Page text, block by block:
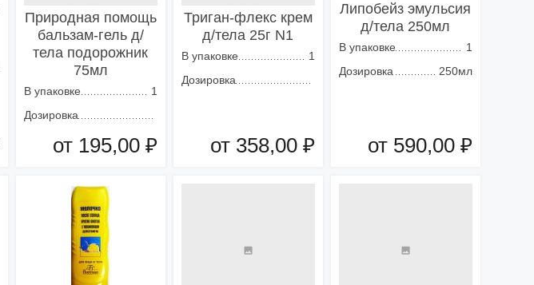
Природная помощь
бальзам-гель д/
тела подорожник
75мл
В упаковке
1
Дозировка
от 195,00 ₽
Триган-флекс крем
д/тела 25г N1
В упаковке
1
Дозировка
от 358,00 ₽
Липобейз эмульсия
д/тела 250мл
В упаковке
1
Дозировка
250мл
от 590,00 ₽